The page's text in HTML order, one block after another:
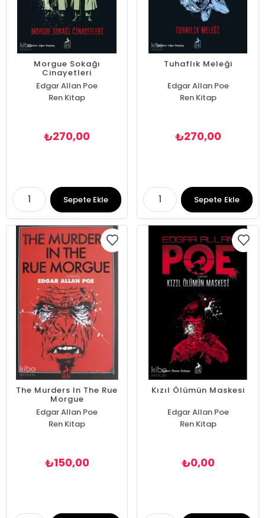
Morgue Sokağı
Cinayetleri
Edgar Allan Poe
Ren Kitap
₺270,00
Sepete Ekle
Tuhaflık Meleği
Edgar Allan Poe
Ren Kitap
₺270,00
Sepete Ekle
The Murders In The Rue
Morgue
Edgar Allan Poe
Ren Kitap
₺150,00
Kızıl Ölümün Maskesi
Edgar Allan Poe
Ren Kitap
₺0,00